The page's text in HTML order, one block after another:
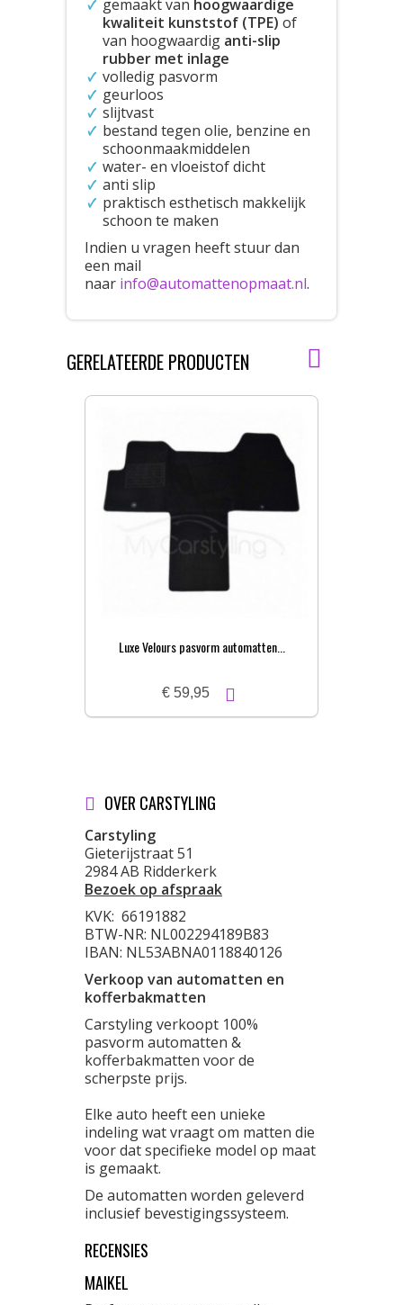
gemaakt van hoogwaardige
kwaliteit kunststof (TPE) of
van hoogwaardig anti-slip
rubber met inlage
volledig pasvorm
geurloos
slijtvast
bestand tegen olie, benzine en
schoonmaakmiddelen
water- en vloeistof dicht
anti slip
praktisch esthetisch makkelijk
schoon te maken
Indien u vragen heeft stuur dan
een mail
naar info@automattenopmaat.nl.
GERELATEERDE PRODUCTEN
Luxe Velours pasvorm automatten...
€ 59,95
OVER CARSTYLING
Carstyling
Gieterijstraat 51
2984 AB Ridderkerk
Bezoek op afspraak
KVK: 66191882
BTW-NR: NL002294189B83
IBAN: NL53ABNA0118840126
Verkoop van automatten en
kofferbakmatten
Carstyling verkoopt 100%
pasvorm automatten &
kofferbakmatten voor de
scherpste prijs.
Elke auto heeft een unieke
indeling wat vraagt om matten die
voor dat specifieke model op maat
is gemaakt.
De automatten worden geleverd
inclusief bevestigingssysteem.
RECENSIES
MAIKEL